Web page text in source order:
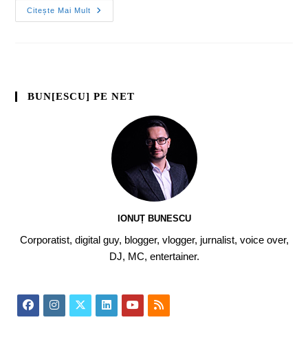
Citește Mai Mult
BUN[ESCU] PE NET
IONUȚ BUNESCU
Corporatist, digital guy, blogger, vlogger, jurnalist, voice over,
DJ, MC, entertainer.